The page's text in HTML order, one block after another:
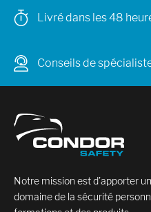
Livré dans les 48
Conseils de
Notre mission est d’apporter
domaine de la sécurité